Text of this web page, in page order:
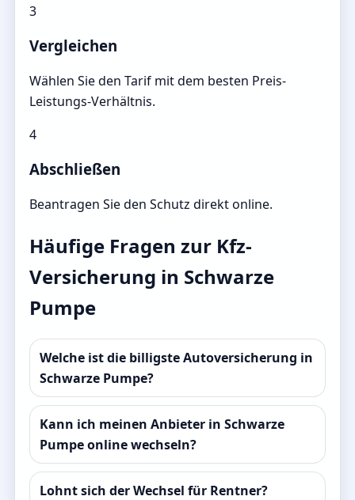
3
Vergleichen
Wählen Sie den Tarif mit dem besten Preis-
Leistungs-Verhältnis.
4
Abschließen
Beantragen Sie den Schutz direkt online.
Häufige Fragen zur Kfz-
Versicherung in Schwarze
Pumpe
Welche ist die billigste Autoversicherung in
Schwarze Pumpe?
Kann ich meinen Anbieter in Schwarze
Pumpe online wechseln?
Lohnt sich der Wechsel für Rentner?